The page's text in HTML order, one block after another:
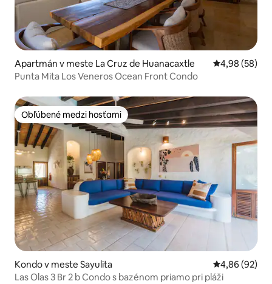
Apartmán v meste La Cruz de Huanacaxtle Priemerné
4,98 (58)
Punta Mita Los Veneros Ocean Front Condo
Obľúbené medzi hosťami
Obľúbené medzi hosťami
Kondo v meste Sayulita Priemerné
4,86 (92)
Las Olas 3 Br 2 b Condo s bazénom priamo pri pláži